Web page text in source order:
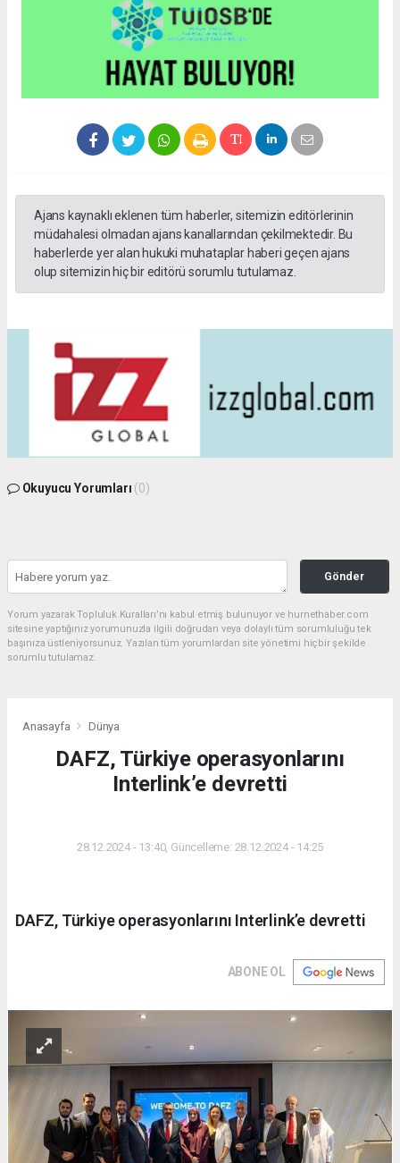
Ajans kaynaklı eklenen tüm haberler, sitemizin editörlerinin
müdahalesi olmadan ajans kanallarından çekilmektedir. Bu
haberlerde yer alan hukuki muhataplar haberi geçen ajans
olup sitemizin hiç bir editörü sorumlu tutulamaz.
Okuyucu Yorumları (0)
Gönder
Yorum yazarak Topluluk Kuralları’nı kabul etmiş bulunuyor ve hurnethaber.com
sitesine yaptığınız yorumunuzla ilgili doğrudan veya dolaylı tüm sorumluluğu tek
başınıza üstleniyorsunuz. Yazılan tüm yorumlardan site yönetimi hiçbir şekilde
sorumlu tutulamaz.
Anasayfa Dünya
DAFZ, Türkiye operasyonlarını
Interlink’e devretti
28.12.2024 - 13:40, Güncelleme: 28.12.2024 - 14:25
DAFZ, Türkiye operasyonlarını Interlink’e devretti
ABONE OL